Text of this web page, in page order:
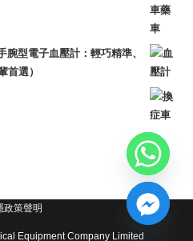
腕型電子血壓計：輕巧精準、
首選）
政策聲明
Equipment Company Limited